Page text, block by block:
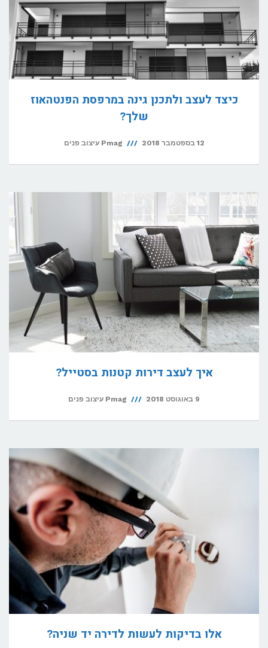
כיצד לעצב ולתכנן גינה במרפסת הפנטהאוז
שלך?
12 בספטמבר 2018 Pmag עיצוב פנים
איך לעצב דירות קטנות בסטייל?
9 באוגוסט 2018 Pmag עיצוב פנים
אלו בדיקות לעשות לדירה יד שניה?